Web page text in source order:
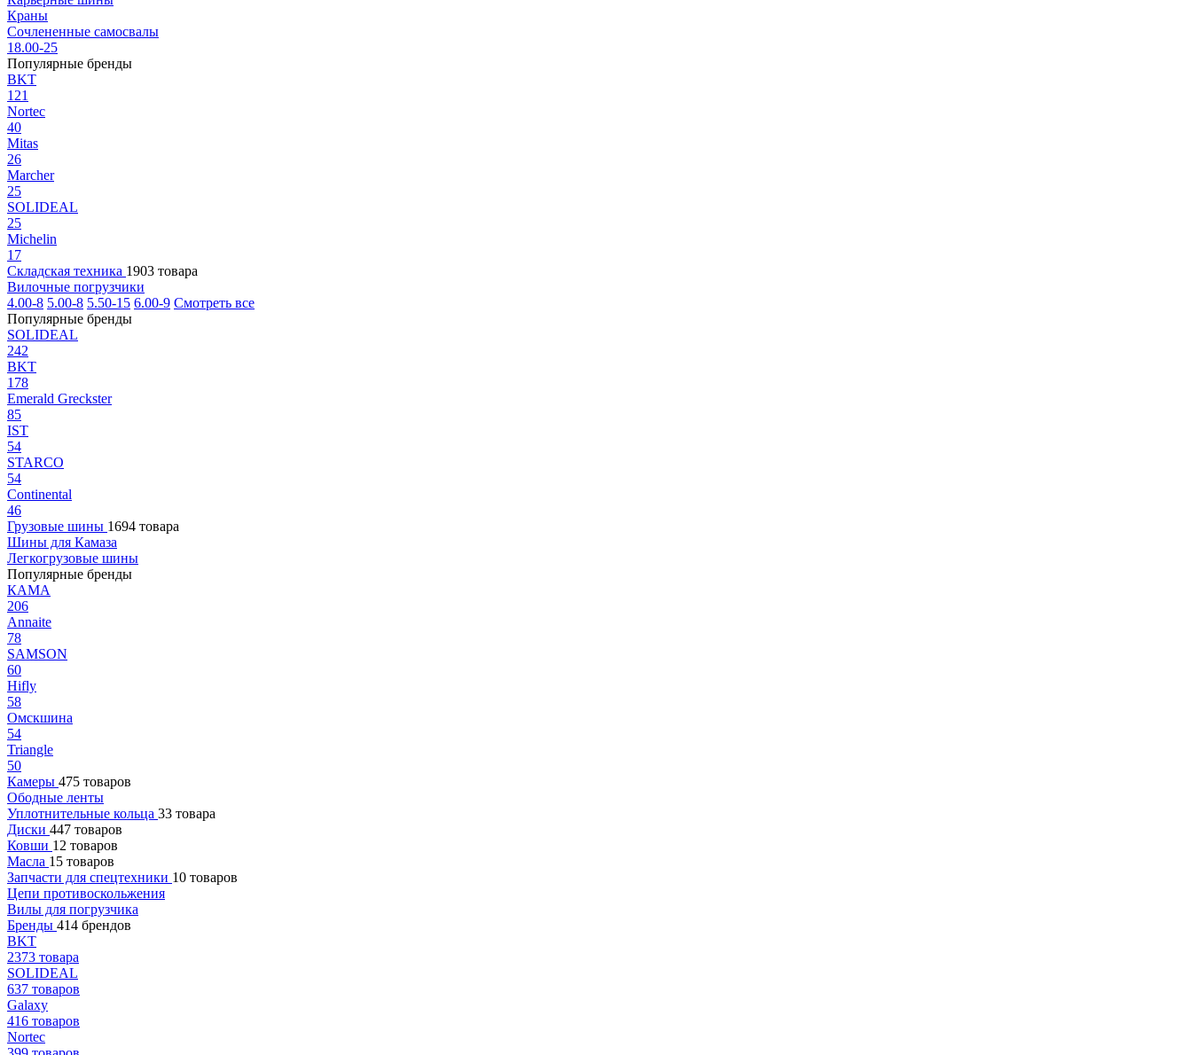
Краны
Сочлененные самосвалы
18.00-25
Популярные бренды
BKT
121
Nortec
40
Mitas
26
Marcher
25
SOLIDEAL
25
Michelin
17
Складская техника 1903 товара
Вилочные погрузчики
4.00-8 5.00-8 5.50-15 6.00-9 Смотреть все
Популярные бренды
SOLIDEAL
242
BKT
178
Emerald Greckster
85
IST
54
STARCO
54
Continental
46
Грузовые шины 1694 товара
Шины для Камаза
Легкогрузовые шины
Популярные бренды
КАМА
206
Annaite
78
SAMSON
60
Hifly
58
Омскшина
54
Triangle
50
Камеры 475 товаров
Ободные ленты
Уплотнительные кольца 33 товара
Диски 447 товаров
Ковши 12 товаров
Масла 15 товаров
Запчасти для спецтехники 10 товаров
Цепи противоскольжения
Вилы для погрузчика
Бренды 414 брендов
BKT
2373 товара
SOLIDEAL
637 товаров
Galaxy
416 товаров
Nortec